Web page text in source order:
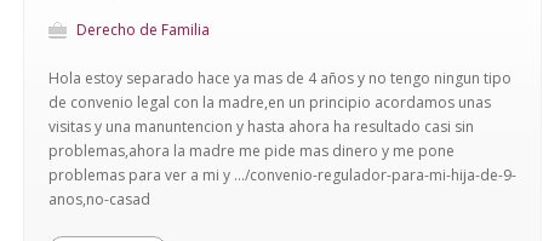
Derecho de Familia
Hola estoy separado hace ya mas de 4 años y no tengo ningun tipo
de convenio legal con la madre,en un principio acordamos unas
visitas y una manuntencion y hasta ahora ha resultado casi sin
problemas,ahora la madre me pide mas dinero y me pone
problemas para ver a mi y .../convenio-regulador-para-mi-hija-de-9-
anos,no-casad